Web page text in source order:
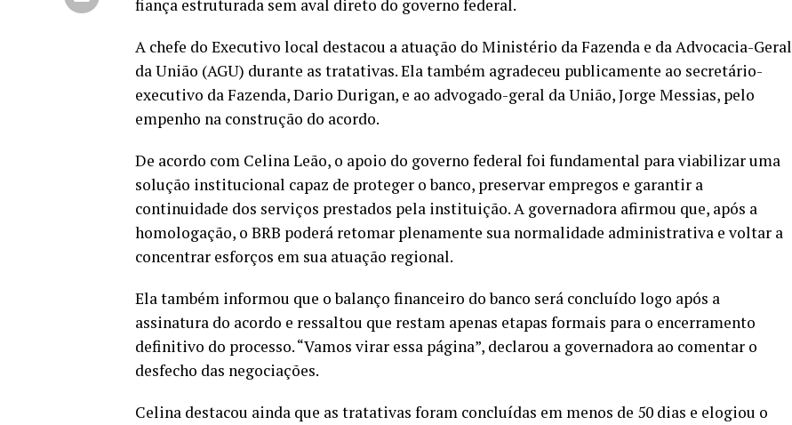
fiança estruturada sem aval direto do governo federal.
A chefe do Executivo local destacou a atuação do Ministério da Fazenda e da Advocacia-Geral
da União (AGU) durante as tratativas. Ela também agradeceu publicamente ao secretário-
executivo da Fazenda, Dario Durigan, e ao advogado-geral da União, Jorge Messias, pelo
empenho na construção do acordo.
De acordo com Celina Leão, o apoio do governo federal foi fundamental para viabilizar uma
solução institucional capaz de proteger o banco, preservar empregos e garantir a
continuidade dos serviços prestados pela instituição. A governadora afirmou que, após a
homologação, o BRB poderá retomar plenamente sua normalidade administrativa e voltar a
concentrar esforços em sua atuação regional.
Ela também informou que o balanço financeiro do banco será concluído logo após a
assinatura do acordo e ressaltou que restam apenas etapas formais para o encerramento
definitivo do processo. “Vamos virar essa página”, declarou a governadora ao comentar o
desfecho das negociações.
Celina destacou ainda que as tratativas foram concluídas em menos de 50 dias e elogiou o